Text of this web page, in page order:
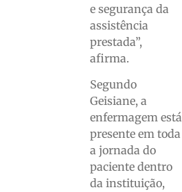
e segurança da
assistência
prestada”,
afirma.
Segundo
Geisiane, a
enfermagem está
presente em toda
a jornada do
paciente dentro
da instituição,